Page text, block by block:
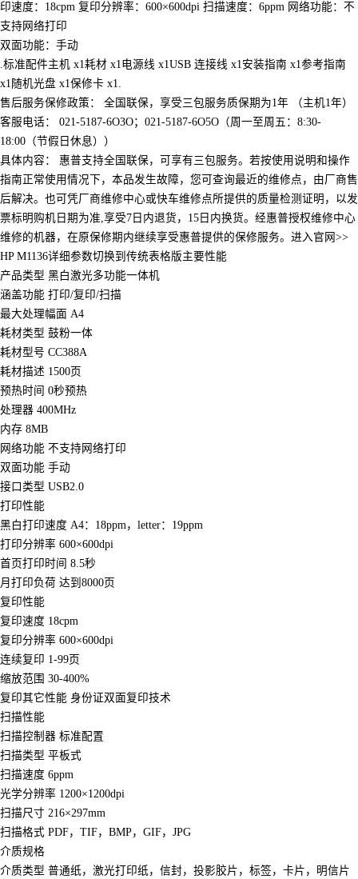
印速度：18cpm 复印分辨率：600×600dpi 扫描速度：6ppm 网络功能：不
支持网络打印
双面功能：手动
.标准配件主机 x1耗材 x1电源线 x1USB 连接线 x1安装指南 x1参考指南
x1随机光盘 x1保修卡 x1.
售后服务保修政策： 全国联保，享受三包服务质保期为1年 （主机1年）
客服电话： 021-5187-6O3O；021-5187-6O5O（周一至周五：8:30-
18:00（节假日休息））
具体内容： 惠普支持全国联保，可享有三包服务。若按使用说明和操作
指南正常使用情况下，本品发生故障，您可查询最近的维修点，由厂商售
后解决。也可凭厂商维修中心或快车维修点所提供的质量检测证明，以发
票标明购机日期为准,享受7日内退货，15日内换货。经惠普授权维修中心
维修的机器，在原保修期内继续享受惠普提供的保修服务。进入官网>>
HP M1136详细参数切换到传统表格版主要性能
产品类型 黑白激光多功能一体机
涵盖功能 打印/复印/扫描
最大处理幅面 A4
耗材类型 鼓粉一体
耗材型号 CC388A
耗材描述 1500页
预热时间 0秒预热
处理器 400MHz
内存 8MB
网络功能 不支持网络打印
双面功能 手动
接口类型 USB2.0
打印性能
黑白打印速度 A4：18ppm，letter：19ppm
打印分辨率 600×600dpi
首页打印时间 8.5秒
月打印负荷 达到8000页
复印性能
复印速度 18cpm
复印分辨率 600×600dpi
连续复印 1-99页
缩放范围 30-400%
复印其它性能 身份证双面复印技术
扫描性能
扫描控制器 标准配置
扫描类型 平板式
扫描速度 6ppm
光学分辨率 1200×1200dpi
扫描尺寸 216×297mm
扫描格式 PDF，TIF，BMP，GIF，JPG
介质规格
介质类型 普通纸，激光打印纸，信封，投影胶片，标签，卡片，明信片